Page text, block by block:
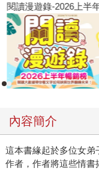
閱讀漫遊錄-2026上半
內容簡介
這本書緣起於多位女弟
作者，作者將這些情